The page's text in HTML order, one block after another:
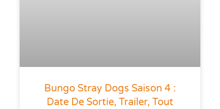
Bungo Stray Dogs Saison 4 :
Date De Sortie, Trailer, Tout